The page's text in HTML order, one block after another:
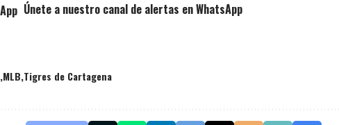
Únete a nuestro canal de alertas en WhatsApp
MLB Tigres de Cartagena